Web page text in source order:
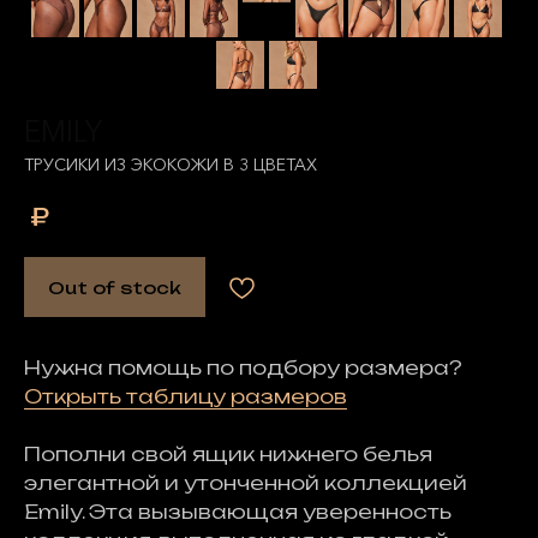
ТРУСИКИ ИЗ ЭКОКОЖИ В 3 ЦВЕТАХ
₽
Out of stock
Нужна помощь по подбору размера?
Открыть таблицу размеров
Пополни свой ящик нижнего белья
элегантной и утонченной коллекцией
Emily. Эта вызывающая уверенность